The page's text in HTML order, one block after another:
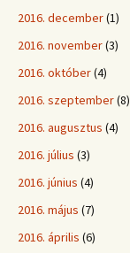
2016. december(1)
2016. november(3)
2016. október(4)
2016. szeptember(8)
2016. augusztus (4)
2016. július (3)
2016. június (4)
2016. május (7)
2016. április (6)